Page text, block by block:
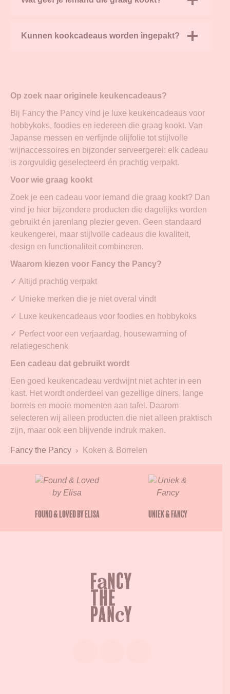
Kunnen kookcadeaus worden ingepakt?
Op zoek naar originele keukencadeaus?
Bij Fancy the Pancy vind je luxe keukencadeaus voor
hobbykoks, foodies en iedereen die graag kookt. Van
Japanse messen en verfijnde olijfolie tot stijlvolle
wijnaccessoires en bijzonder serveergerei: elk cadeau
is zorgvuldig geselecteerd én prachtig verpakt.
Voor wie graag kookt
Zoek je een cadeau voor iemand die graag kookt? Dan
vind je hier bijzondere producten die dagelijks worden
gebruikt én jarenlang plezier geven. Geen standaard
keukengerei, maar stijlvolle cadeaus die kwaliteit,
design en functionaliteit combineren.
Waarom kiezen voor Fancy the Pancy?
✓ Altijd prachtig verpakt
✓ Unieke merken die je niet overal vindt
✓ Luxe keukencadeaus voor foodies en hobbykoks
✓ Perfect voor een verjaardag, housewarming of
relatiegeschenk
Een cadeau dat gebruikt wordt
Een goed keukencadeau verdwijnt niet achter in een
kast. Het wordt onderdeel van gezellige diners, lange
borrels en mooie momenten aan tafel. Daarom
selecteren wij alleen producten die niet alleen praktisch
zijn, maar ook een blijvende indruk maken.
Fancy the Pancy Koken & Borrelen
Found & Loved by Elisa Uniek & Fancy